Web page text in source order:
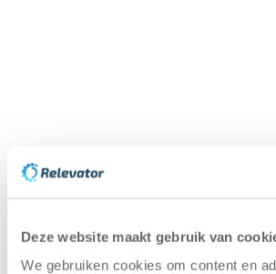
Deze website maakt gebruik van
We gebruiken cookies om content en